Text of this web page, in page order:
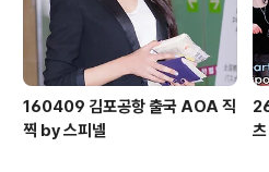
160409 김포공항 출국 AOA 직
찍 by 스피넬